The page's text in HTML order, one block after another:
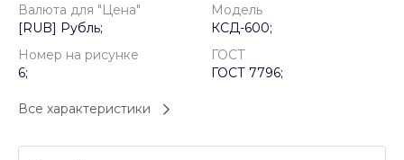
Валюта для "Цена"
[RUB] Рубль;
Модель
КСД-600;
Номер на рисунке
6;
ГОСТ
ГОСТ 7796;
Все характеристики